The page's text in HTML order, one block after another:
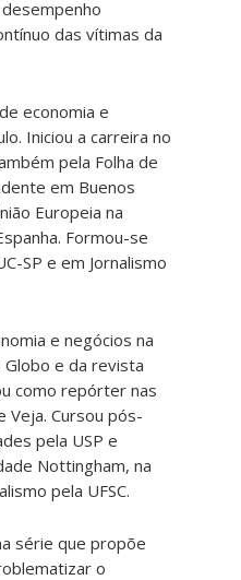
das vítimas da
economia e
Iniciou a carreira no
pela Folha de
em Buenos
Europeia na
Formou-se
SP e em Jornalismo
e negócios na
e da revista
como repórter nas
Veja. Cursou pós-
pela USP e
Nottingham, na
pela UFSC.
série que propõe
o